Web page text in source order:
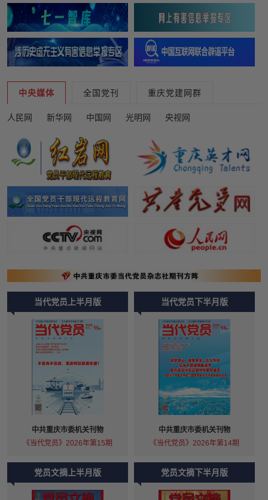
中央媒体 全国党刊 重庆党建网群
人民网 新华网 中国网 光明网 央视网
当代党员上半月版
中共重庆市委机关刊物
《当代党员》2026年第15期
当代党员下半月版
中共重庆市委机关刊物
《当代党员》2026年第14期
党员文摘上半月版 党员文摘下半月版